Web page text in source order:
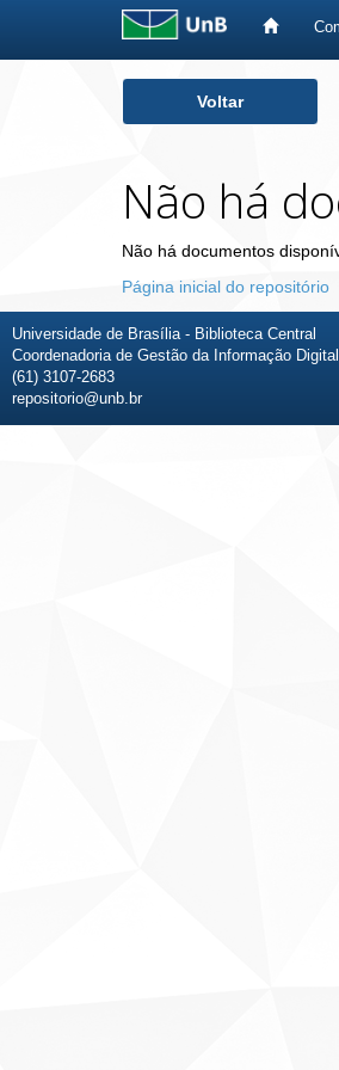
Voltar
Não há
Não há documentos
Página inicial do repositório
Universidade de Brasília - Biblioteca Central
Coordenadoria de Gestão da Informação
(61) 3107-2683
repositorio@unb.br